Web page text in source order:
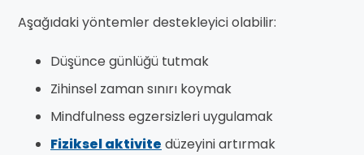
Aşağıdaki yöntemler destekleyici olabilir:
Düşünce günlüğü tutmak
Zihinsel zaman sınırı koymak
Mindfulness egzersizleri uygulamak
Fiziksel aktivite düzeyini artırmak